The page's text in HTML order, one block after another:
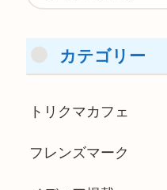
カテゴリー
トリクマカフェ
フレンズマーク